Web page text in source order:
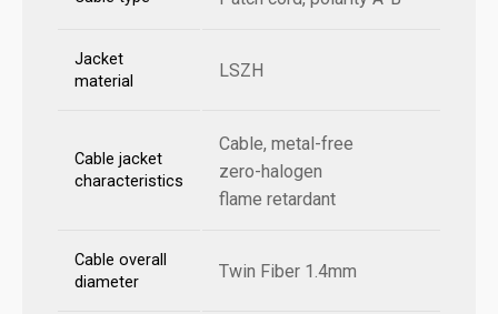
Jacket
material
LSZH
Cable jacket
characteristics
Cable, metal-free
zero-halogen
flame retardant
Cable overall
diameter
Twin Fiber 1.4mm